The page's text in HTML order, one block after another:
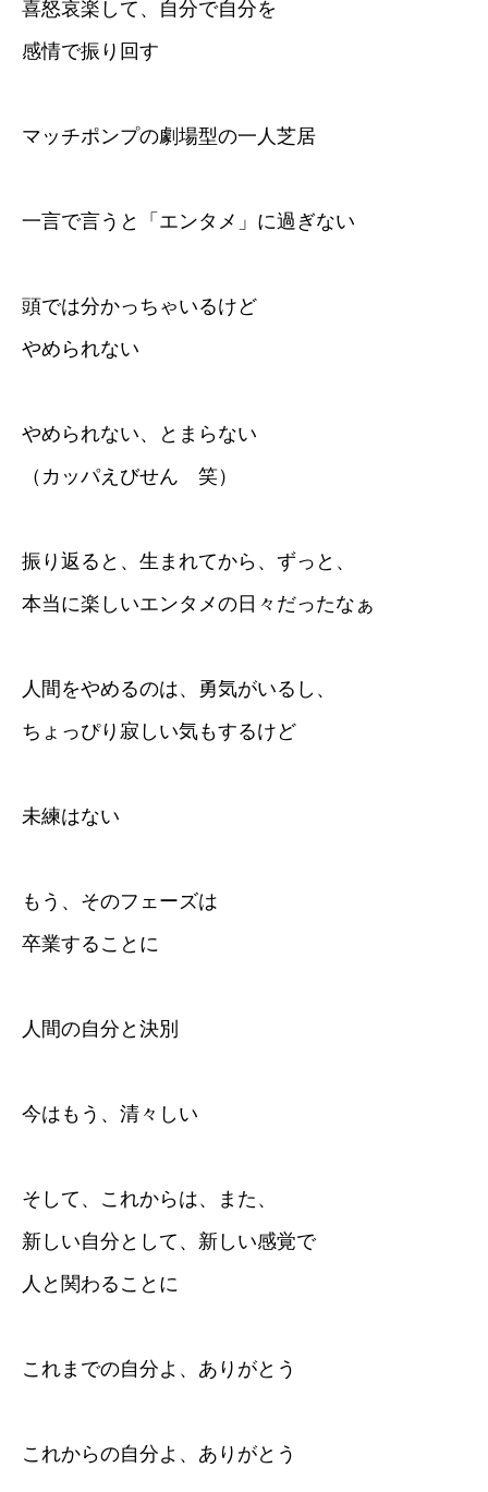
喜怒哀楽して、自分で自分を
感情で振り回す
マッチポンプの劇場型の一人芝居
一言で言うと「エンタメ」に過ぎない
頭では分かっちゃいるけど
やめられない
やめられない、とまらない
（カッパえびせん 笑）
振り返ると、生まれてから、ずっと、
本当に楽しいエンタメの日々だったなぁ
人間をやめるのは、勇気がいるし、
ちょっぴり寂しい気もするけど
未練はない
もう、そのフェーズは
卒業することに
人間の自分と決別
今はもう、清々しい
そして、これからは、また、
新しい自分として、新しい感覚で
人と関わることに
これまでの自分よ、ありがとう
これからの自分よ、ありがとう